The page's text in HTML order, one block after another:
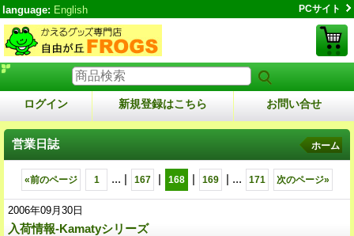
language: English PCサイト
ログイン 新規登録はこちら お問い合せ
営業日誌 ホーム
«前のページ 1 ... | 167 | 168 | 169 | ... 171 次のページ»
2006年09月30日
入荷情報-Kamatyシリーズ